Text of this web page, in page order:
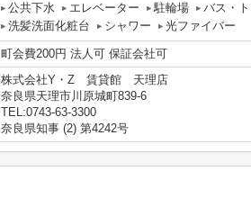
公共下水
エレベーター 駐輪場
バス・
洗髪洗面化粧台
シャワー 光ファイバー
町会費200円 法人可 保証会社可
株式会社Y・Z 賃貸館 天理店
奈良県天理市川原城町839-6
TEL:0743-63-3300
奈良県知事 (2) 第4242号